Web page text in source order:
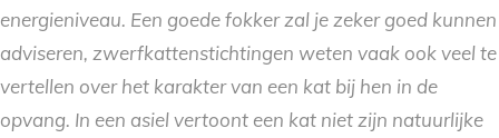
energieniveau. Een goede fokker zal je zeker goed kunnen
adviseren, zwerfkattenstichtingen weten vaak ook veel te
vertellen over het karakter van een kat bij hen in de
opvang. In een asiel vertoont een kat niet zijn natuurlijke